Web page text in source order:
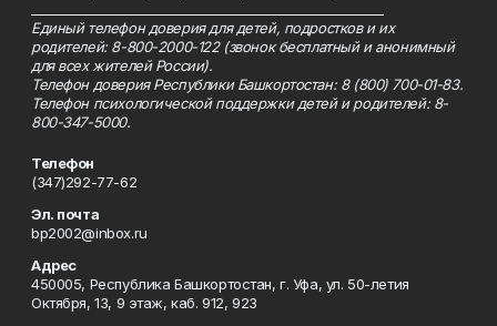
Единый телефон доверия для детей, подростков и их
родителей: 8-800-2000-122 (звонок бесплатный и анонимный
для всех жителей России).
Телефон доверия Республики Башкортостан: 8 (800) 700-01-83.
Телефон психологической поддержки детей и родителей: 8-
800-347-5000.
Телефон
(347)292-77-62
Эл. почта
bp2002@inbox.ru
Адрес
450005, Республика Башкортостан, г. Уфа, ул. 50-летия
Октября, 13, 9 этаж, каб. 912, 923